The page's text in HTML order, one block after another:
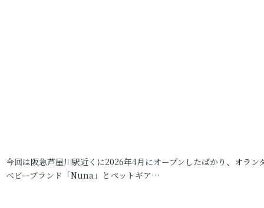
今回は阪急芦屋川駅近くに2026年4月にオープンしたばかり、オラン
ベビーブランド「Nuna」とペットギア…